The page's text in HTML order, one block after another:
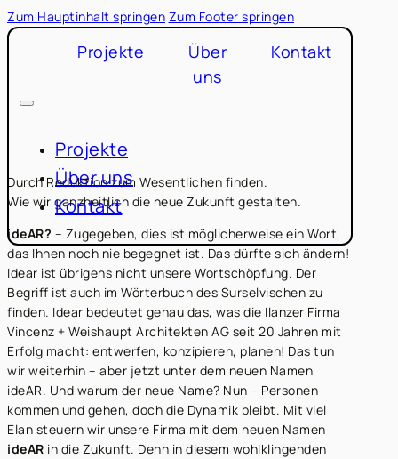
Zum Hauptinhalt springen Zum Footer springen
Projekte
Über
uns
Kontakt
Projekte
Über uns
Kontakt
Durch Reduktion zum Wesentlichen finden.
Wie wir ganzheitlich die neue Zukunft gestalten.
ideAR? – Zugegeben, dies ist möglicherweise ein Wort,
das Ihnen noch nie begegnet ist. Das dürfte sich ändern!
Idear ist übrigens nicht unsere Wortschöpfung. Der
Begriff ist auch im Wörterbuch des Surselvischen zu
finden. Idear bedeutet genau das, was die Ilanzer Firma
Vincenz + Weishaupt Architekten AG seit 20 Jahren mit
Erfolg macht: entwerfen, konzipieren, planen! Das tun
wir weiterhin – aber jetzt unter dem neuen Namen
ideAR. Und warum der neue Name? Nun – Personen
kommen und gehen, doch die Dynamik bleibt. Mit viel
Elan steuern wir unsere Firma mit dem neuen Namen
ideAR in die Zukunft. Denn in diesem wohlklingenden